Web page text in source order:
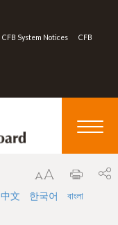
CFB System Notices CFB
中文 한국어 বাংলা